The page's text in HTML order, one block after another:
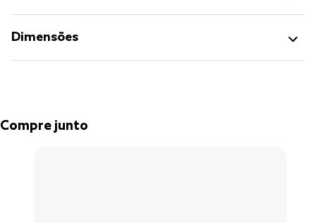
Dimensões
Compre junto